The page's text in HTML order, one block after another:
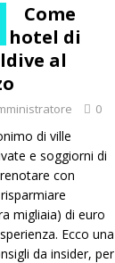
Come
hotel di
al
0
di ville
e soggiorni di
con
migliaia) di euro
Ecco una
da insider, per